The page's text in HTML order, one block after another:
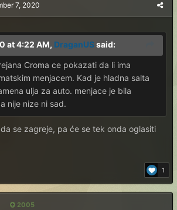
7, 2020
at 4:22 AM, DraganUSsaid:
Croma ce pokazati da li ima
menjacem. Kad je hladna salta
ulja za auto. menjace je bila
nije nize ni sad.
se zagreje, pa će se tek onda oglasiti
1
2005